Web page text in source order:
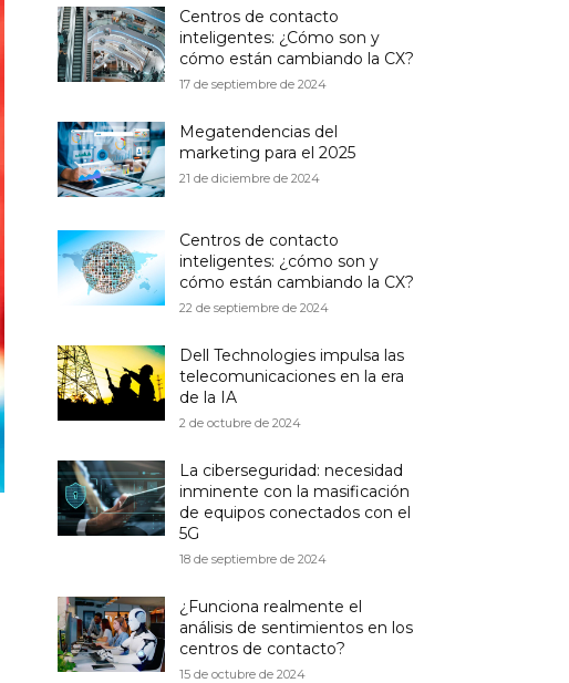
Centros de contacto
inteligentes: ¿Cómo son y
cómo están cambiando la CX?
17 de septiembre de 2024
Megatendencias del
marketing para el 2025
21 de diciembre de 2024
Centros de contacto
inteligentes: ¿cómo son y
cómo están cambiando la CX?
22 de septiembre de 2024
Dell Technologies impulsa las
telecomunicaciones en la era
de la IA
2 de octubre de 2024
La ciberseguridad: necesidad
inminente con la masificación
de equipos conectados con el
5G
18 de septiembre de 2024
¿Funciona realmente el
análisis de sentimientos en los
centros de contacto?
15 de octubre de 2024